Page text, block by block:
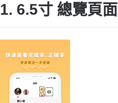
1. 6.5寸 總覽頁面